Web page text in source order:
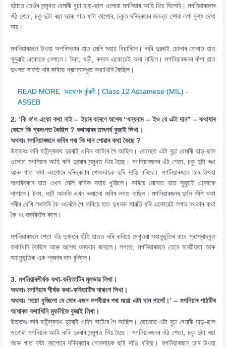
হঠাতে তেওঁৰ সন্মুখত বেমাৰী বুঢ়া হাড়-ছাল ওলোৱা মগনিয়াৰ আহি থিয় দিলেহি। মগনিয়াৰজনৰ
ওঁঠ শেতা, চকু দুটা ৰঙা আৰু গাত ফটা কাপোৰ, চকুত দৰিদ্ৰতাৰ জলন্ত শোক লগা দৃশ্য দেখা
যায়।
মগনিয়াৰজনে উখহা অপৰিস্কাৰ হাত মেলি সহায় বিচাৰিলে। কবি দুৱৰাই চোলাৰ মোনাত হাত
সুমুৱাই একোকে নেপালে। টকা, ঘড়ী, ৰুমাল একোৱেই অনা নাছিল। মগনিয়াৰজনৰ কঁপা হাত
দুখনত সাৱতি ধৰি কবিয়ে প্ৰশ্নোদ্ধৃত কথাখিনি কৈছিল।
READ MORE আঘোণৰ কুঁৱলী | Class 12 Assamese (MIL) -
ASSEB
2. ‘কি হ’ল একো কথা নাই – ইয়াৰ কাৰণে অশেষ “ধন্যবাদ – ইও যে এটা দান” – কথাষাৰ
কোনে কি প্ৰসংগত কৈছিল ? কথাষাৰৰ তাৎপৰ্য বুজাই লিখা।
অথবাঃ মগনিয়াৰজনে কবিৰ পৰা কি দান পোৱাৰ কথা কৈছে ?
উত্তৰঃ কবি যতীন্দ্ৰনাথ দুৱৰাই এদিন বাটেৰে গৈ আছিল। তেনেতে এটা বুঢ়া বেমাৰী হাড়-ছাল
ওলোৱা মগনিয়াৰ আহি কবি দুৱৰাৰ সন্মুখত থিয় হৈছে। মগনিয়াৰজনৰ ওঁঠ শেতা, চকু দুটা ৰঙা
আৰু গাত ফটা কাপোৰে দৰিদ্ৰতাৰ শোকদায়ক ছবি দাঙি ধৰিছে। মগনিয়াৰজনে তাৰ উখহা
অপৰিস্কাৰ হাত এখন মেলি কবিক সহায় খুজিলে। কবিয়ে মোনাত হাত সুমুৱাই একোকে
নাপালে। টকা, ঘড়ী আনকি এখন ৰুমালো কবিৰ লগত নাছিল। মগনিয়াৰজনৰ দুৰ্বল কঁপি থকা
শৰীৰ দেখি লৰালৰি কৈ ওচৰলৈ গৈ কবিয়ে হাত দুখনক সাৱতি ধৰি একোৱেই লগত নথকাৰ কথা
কৈ খং নকৰিবলৈ কলে।
মগনিয়াৰজনে শেতা ওঁঠ দুখনৰে হাঁহি হাতত ধৰি কবিয়ে দেখুওৱা সহানুভূতিৰ বাবে প্ৰশ্নোদ্ধৃত
কথাখিনি কৈছিল আৰু অশেষ ধন্যবাদ জনালে। লগতে, মগনিয়াৰজনে তেনে মানৱীয়তা আৰু
সহানুভূতিক এক প্ৰকাৰ দান বুলিলে।
3. মগনিয়াৰশীৰ্ষক কথা-কবিতাটিৰ মূলভাৱ লিখা।
অথবাঃ মগনিয়াৰ শীৰ্ষক কথা-কবিতাটিৰ সাৰাংশ লিখা।
অথবাঃ ‘ময়ো বুজিলো যে মোৰ এজন লগৰীয়াৰ পৰা ময়ো এটা দান পালোঁ।’ – মগনিয়াৰ পাঠটিৰ
আধাৰত কথাখিনি মুকলিকৈ বুজাই লিখা।
উত্তৰঃ কবি যতীন্দ্ৰনাথ দুৱৰাই এদিন বাটেৰে গৈ আছিল। তেনেতে এটা বুঢ়া বেমাৰী হাড়-ছাল
ওলোৱা মগনিয়াৰ আহি কবি দুৱৰাৰ সন্মুখত থিয় হৈছে। মগনিয়াৰজনৰ ওঁঠ শেতা, চকু দুটা ৰঙা
আৰু গাত ফটা কাপোৰে দৰিদ্ৰতাৰ শোকদায়ক ছবি দাঙি ধৰিছে। মগনিয়াৰজনে তাৰ উখহা